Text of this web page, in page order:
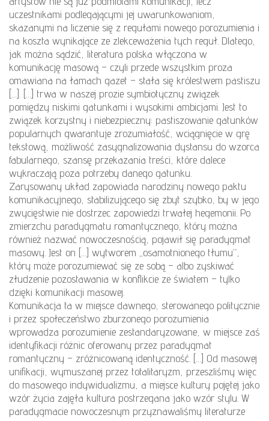
uczestnikami podlegającymi jej uwarunkowaniom,
skazanymi na liczenie się z regułami nowego porozumienia i
na koszta wynikające ze zlekceważenia tych reguł. Dlatego,
jak można sądzić, literatura polska włączona w
komunikację masową – czyli przede wszystkim proza
omawiana na łamach gazet – stała się królestwem pastiszu
[…]. […] trwa w naszej prozie symbiotyczny związek
pomiędzy niskimi gatunkami i wysokimi ambicjami. Jest to
związek korzystny i niebezpieczny: pastiszowanie gatunków
popularnych gwarantuje zrozumiałość, wciągnięcie w grę
tekstową, możliwość zasygnalizowania dystansu do wzorca
fabularnego, szansę przekazania treści, które dalece
wykraczają poza potrzeby danego gatunku.
Zarysowany układ zapowiada narodziny nowego paktu
komunikacyjnego, stabilizującego się zbyt szybko, by w jego
zwycięstwie nie dostrzec zapowiedzi trwałej hegemonii. Po
zmierzchu paradygmatu romantycznego, który można
również nazwać nowoczesnością, pojawił się paradygmat
masowy. Jest on […] wytworem „osamotnionego tłumu”,
który może porozumiewać się ze sobą – albo zyskiwać
złudzenie pozostawania w konflikcie ze światem – tylko
dzięki komunikacji masowej.
Komunikacja ta w miejsce dawnego, sterowanego politycznie
i przez społeczeństwo zburzonego porozumienia
wprowadza porozumienie zestandaryzowane, w miejsce zaś
identyfikacji różnic oferowany przez paradygmat
romantyczny – zróżnicowaną identyczność. […] Od masowej
unifikacji, wymuszanej przez totalitaryzm, przeszliśmy więc
do masowego indywidualizmu, a miejsce kultury pojętej jako
wzór życia zajęła kultura postrzegana jako wzór stylu. W
paradygmacie nowoczesnym przyznawaliśmy literaturze